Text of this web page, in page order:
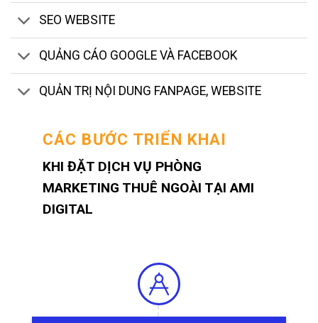
SEO WEBSITE
QUẢNG CÁO GOOGLE VÀ FACEBOOK
QUẢN TRỊ NỘI DUNG FANPAGE, WEBSITE
CÁC BƯỚC TRIỂN KHAI
KHI ĐẶT DỊCH VỤ PHÒNG
MARKETING THUÊ NGOÀI TẠI AMI
DIGITAL